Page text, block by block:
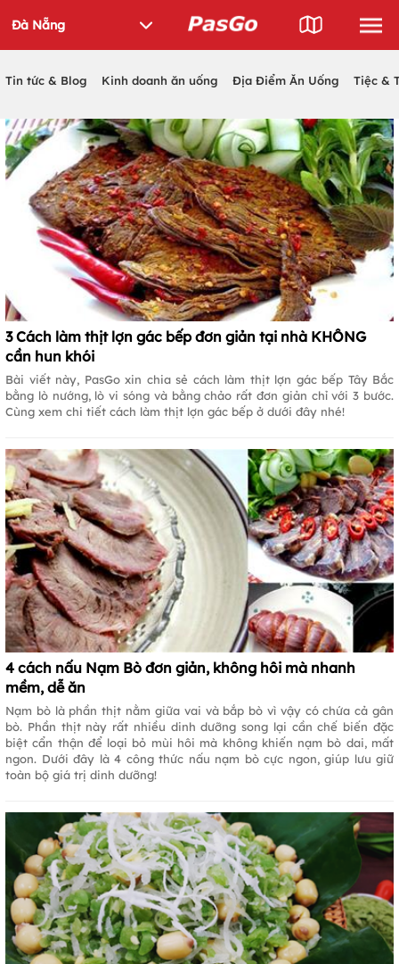
Tin tức & Blog Kinh doanh ăn uống Địa Điểm Ăn Uống Tiệc &
3 Cách làm thịt lợn gác bếp đơn giản tại nhà KHÔNG
cần hun khói
Bài viết này, PasGo xin chia sẻ cách làm thịt lợn gác bếp Tây Bắc
bằng lò nướng, lò vi sóng và bằng chảo rất đơn giản chỉ với 3 bước.
Cùng xem chi tiết cách làm thịt lợn gác bếp ở dưới đây nhé!
4 cách nấu Nạm Bò đơn giản, không hôi mà nhanh
mềm, dễ ăn
Nạm bò là phần thịt nằm giữa vai và bắp bò vì vậy có chứa cả gân
bò. Phần thịt này rất nhiều dinh dưỡng song lại cần chế biến đặc
biệt cẩn thận để loại bỏ mùi hôi mà không khiến nạm bò dai, mất
ngon. Dưới đây là 4 công thức nấu nạm bò cực ngon, giúp lưu giữ
toàn bộ giá trị dinh dưỡng!